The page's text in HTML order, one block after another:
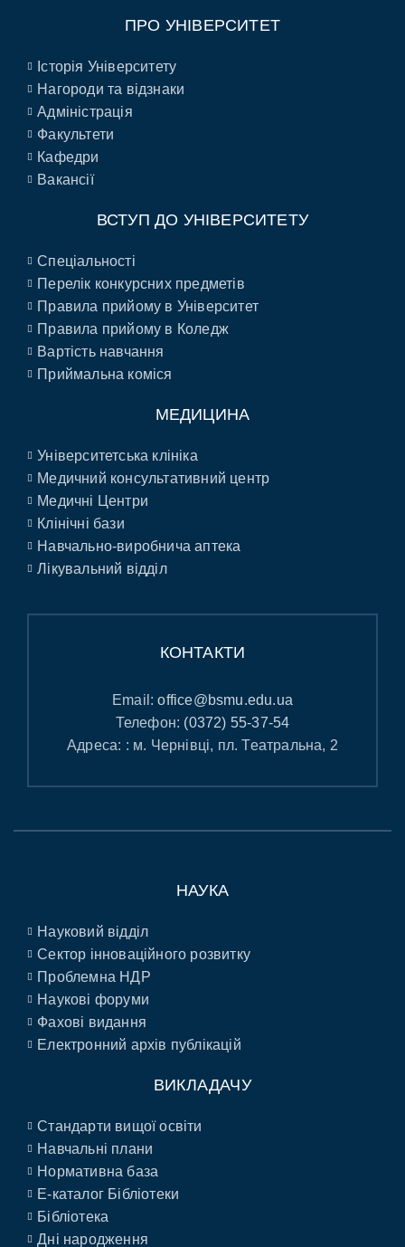
ПРО УНІВЕРСИТЕТ
Історія Університету
Нагороди та відзнаки
Адміністрація
Факультети
Кафедри
Вакансії
ВСТУП ДО УНІВЕРСИТЕТУ
Спеціальності
Перелік конкурсних предметів
Правила прийому в Університет
Правила прийому в Коледж
Вартість навчання
Приймальна коміся
МЕДИЦИНА
Університетська клініка
Медичний консультативний центр
Медичні Центри
Клінічні бази
Навчально-виробнича аптека
Лікувальний відділ
КОНТАКТИ
Email:office@bsmu.edu.ua
Телефон: (0372) 55-37-54
Адреса: : м. Чернівці, пл. Театральна, 2
НАУКА
Науковий відділ
Сектор інноваційного розвитку
Проблемна НДР
Наукові форуми
Фахові видання
Електронний архів публікацій
ВИКЛАДАЧУ
Стандарти вищої освіти
Навчальні плани
Нормативна база
E-каталог Бібліотеки
Бібліотека
Дні народження